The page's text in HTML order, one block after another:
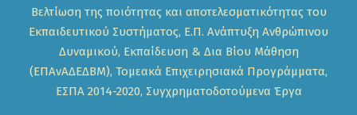
Βελτίωση της ποιότητας και αποτελεσματικότητας του
Εκπαιδευτικού Συστήματος, Ε.Π. Ανάπτυξη Ανθρώπινου
Δυναμικού, Εκπαίδευση & Δια Βίου Μάθηση
(ΕΠΑνΑΔΕΔΒΜ), Τομεακά Επιχειρησιακά Προγράμματα,
ΕΣΠΑ 2014-2020, Συγχρηματοδοτούμενα Έργα